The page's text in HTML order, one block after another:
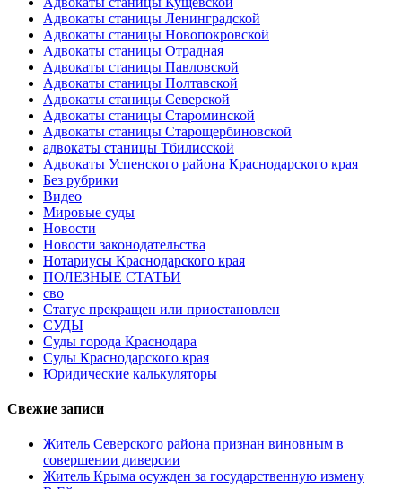
Адвокаты станицы Ленинградской
Адвокаты станицы Новопокровской
Адвокаты станицы Отрадная
Адвокаты станицы Павловской
Адвокаты станицы Полтавской
Адвокаты станицы Северской
Адвокаты станицы Староминской
Адвокаты станицы Старощербиновской
адвокаты станицы Тбилисской
Адвокаты Успенского района Краснодарского края
Без рубрики
Видео
Мировые суды
Новости
Новости законодательства
Нотариусы Краснодарского края
ПОЛЕЗНЫЕ СТАТЬИ
сво
Статус прекращен или приостановлен
СУДЫ
Суды города Краснодара
Суды Краснодарского края
Юридические калькуляторы
Свежие записи
Житель Северского района признан виновным в
совершении диверсии
Житель Крыма осужден за государственную измену